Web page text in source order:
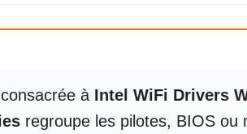
à Intel WiFi Drivers
regroupe les pilotes, BIOS ou